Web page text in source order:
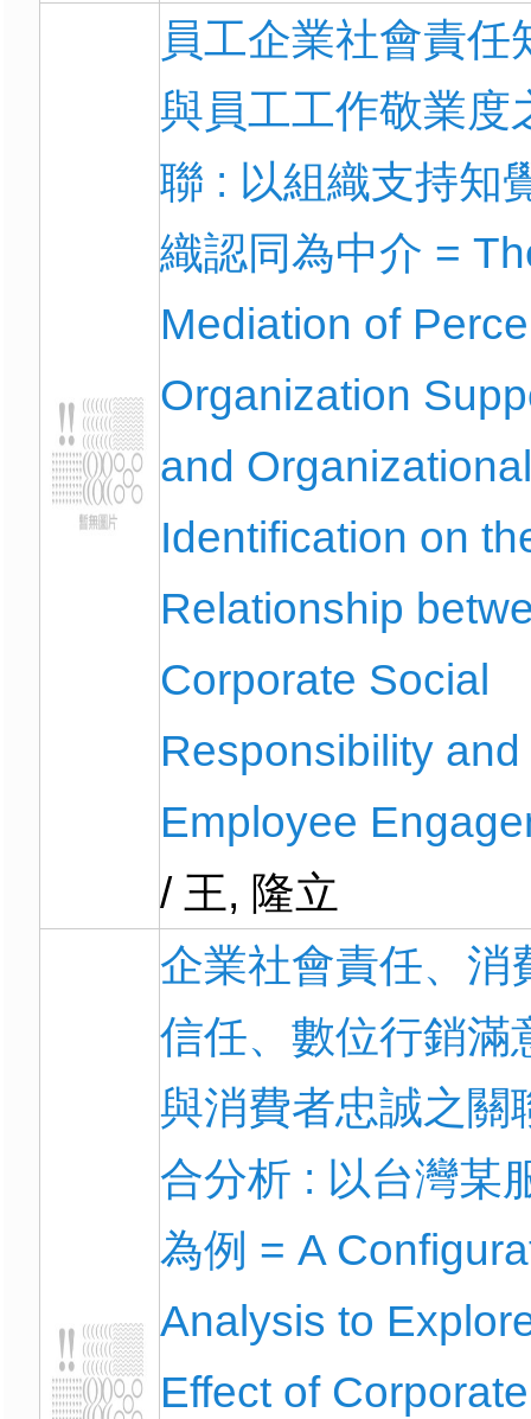
員工企業社會責任
與員工工作敬業度
聯 : 以組織支持知
織認同為中介 =
Mediation of
Organization
and Organizational
Identification on
Relationship
Corporate Social
Responsibility and
Employee
/ 王, 隆立
企業社會責任、消
信任、數位行銷滿
與消費者忠誠之關
合分析 : 以台灣某
為例 = A
Analysis to
Effect of Corporate